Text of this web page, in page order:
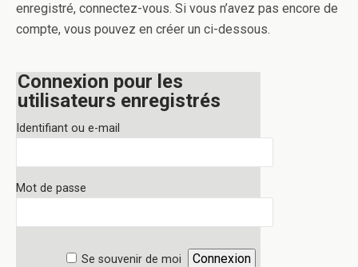
enregistré, connectez-vous. Si vous n’avez pas encore de
compte, vous pouvez en créer un ci-dessous.
Connexion pour les
utilisateurs enregistrés
Identifiant ou e-mail
Mot de passe
Se souvenir de moi